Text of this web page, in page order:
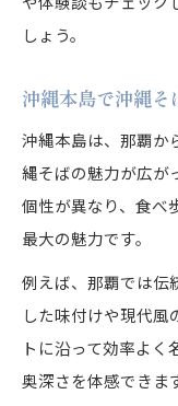
しょう。
沖縄本島で沖縄
沖縄本島は、那覇か
縄そばの魅力が広が
個性が異なり、食べ
最大の魅力です。
例えば、那覇では伝
した味付けや現代風
トに沿って効率よく
奥深さを体感できま